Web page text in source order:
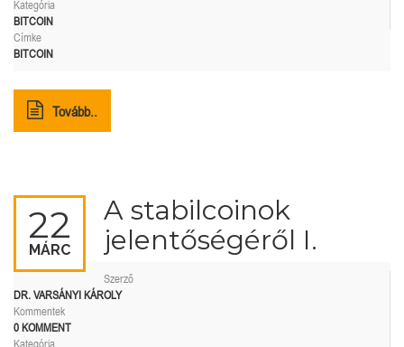
Kategória
BITCOIN
Címke
BITCOIN
Tovább..
22
MÁRC
A stabilcoinok
jelentőségéről I.
Szerző
DR. VARSÁNYI KÁROLY
Kommentek
0 KOMMENT
Kategória